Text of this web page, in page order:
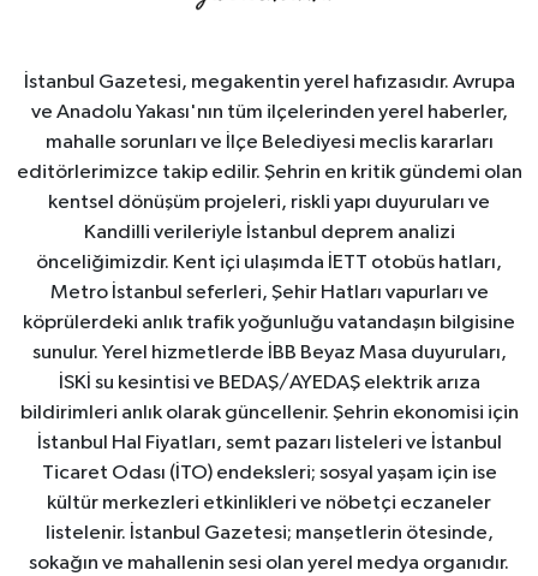
İstanbul Gazetesi, megakentin yerel hafızasıdır. Avrupa
ve Anadolu Yakası'nın tüm ilçelerinden yerel haberler,
mahalle sorunları ve İlçe Belediyesi meclis kararları
editörlerimizce takip edilir. Şehrin en kritik gündemi olan
kentsel dönüşüm projeleri, riskli yapı duyuruları ve
Kandilli verileriyle İstanbul deprem analizi
önceliğimizdir. Kent içi ulaşımda İETT otobüs hatları,
Metro İstanbul seferleri, Şehir Hatları vapurları ve
köprülerdeki anlık trafik yoğunluğu vatandaşın bilgisine
sunulur. Yerel hizmetlerde İBB Beyaz Masa duyuruları,
İSKİ su kesintisi ve BEDAŞ/AYEDAŞ elektrik arıza
bildirimleri anlık olarak güncellenir. Şehrin ekonomisi için
İstanbul Hal Fiyatları, semt pazarı listeleri ve İstanbul
Ticaret Odası (İTO) endeksleri; sosyal yaşam için ise
kültür merkezleri etkinlikleri ve nöbetçi eczaneler
listelenir. İstanbul Gazetesi; manşetlerin ötesinde,
sokağın ve mahallenin sesi olan yerel medya organıdır.